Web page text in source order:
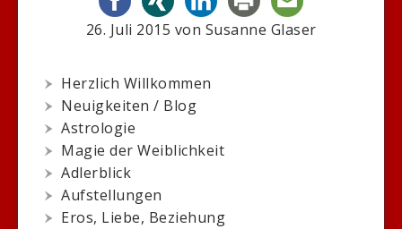
26. Juli 2015 von Susanne Glaser
Herzlich Willkommen
Neuigkeiten / Blog
Astrologie
Magie der Weiblichkeit
Adlerblick
Aufstellungen
Eros, Liebe, Beziehung